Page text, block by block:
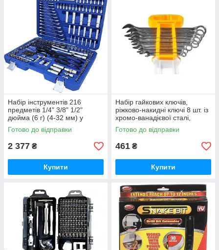
Набір інструментів 216
предметів 1/4" 3/8" 1/2"
дюйма (6 г) (4-32 мм) у
посиленому кейсі iC227
Готово до відправки
2 377 ₴
Купити
Набір гайкових ключів,
ріжково-накидні ключі 8 шт. із
хромо-ванадієвої сталі,
комплект ключів гайкових lkp
iC227
Готово до відправки
461 ₴
Купити